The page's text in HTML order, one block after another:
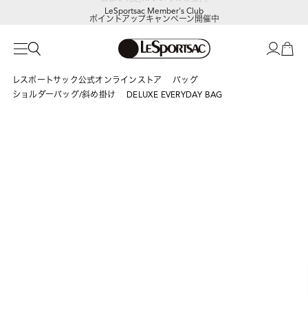
LeSportsac Member's Club
ポイントアップキャンペーン開催中
レスポートサック公式オンラインストア
バッグ
ショルダーバッグ/斜め掛け
DELUXE EVERYDAY BAG